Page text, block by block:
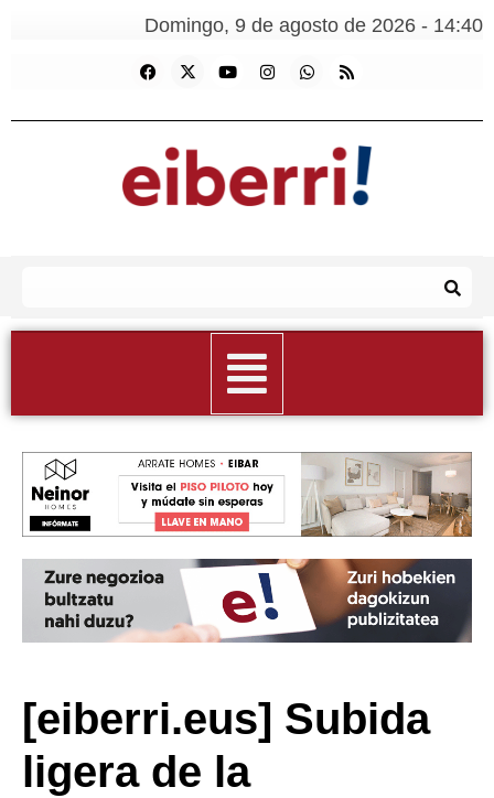
Domingo, 9 de agosto de 2026 - 14:40
[eiberri.eus] Subida
ligera de la